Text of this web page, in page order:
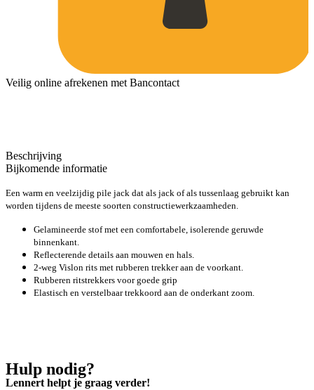
Veilig online afrekenen met Bancontact
Beschrijving
Bijkomende informatie
Een warm en veelzijdig pile jack dat als jack of als tussenlaag gebruikt kan
worden tijdens de meeste soorten constructiewerkzaamheden.
Gelamineerde stof met een comfortabele, isolerende geruwde
binnenkant.
Reflecterende details aan mouwen en hals.
2-weg Vislon rits met rubberen trekker aan de voorkant.
Rubberen ritstrekkers voor goede grip
Elastisch en verstelbaar trekkoord aan de onderkant zoom.
Hulp nodig?
Lennert helpt je graag verder!